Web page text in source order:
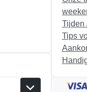
Tijden
Tips